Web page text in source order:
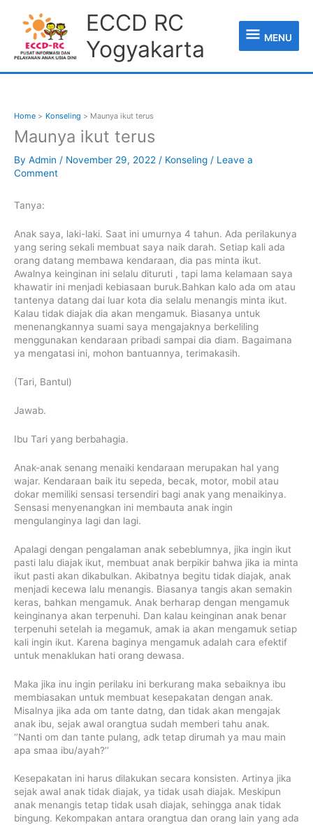
content
ECCD RC
Yogyakarta
MENU
Home Konseling Maunya ikut terus
Maunya ikut terus
By Admin / November 29, 2022 / Konseling / Leave a
Comment
Tanya:
Anak saya, laki-laki. Saat ini umurnya 4 tahun. Ada perilakunya
yang sering sekali membuat saya naik darah. Setiap kali ada
orang datang membawa kendaraan, dia pas minta ikut.
Awalnya keinginan ini selalu dituruti , tapi lama kelamaan saya
khawatir ini menjadi kebiasaan buruk.Bahkan kalo ada om atau
tantenya datang dai luar kota dia selalu menangis minta ikut.
Kalau tidak diajak dia akan mengamuk. Biasanya untuk
menenangkannya suami saya mengajaknya berkeliling
menggunakan kendaraan pribadi sampai dia diam. Bagaimana
ya mengatasi ini, mohon bantuannya, terimakasih.
(Tari, Bantul)
Jawab.
Ibu Tari yang berbahagia.
Anak-anak senang menaiki kendaraan merupakan hal yang
wajar. Kendaraan baik itu sepeda, becak, motor, mobil atau
dokar memiliki sensasi tersendiri bagi anak yang menaikinya.
Sensasi menyenangkan ini membauta anak ingin
mengulanginya lagi dan lagi.
Apalagi dengan pengalaman anak sebeblumnya, jika ingin ikut
pasti lalu diajak ikut, membuat anak berpikir bahwa jika ia minta
ikut pasti akan dikabulkan. Akibatnya begitu tidak diajak, anak
menjadi kecewa lalu menangis. Biasanya tangis akan semakin
keras, bahkan mengamuk. Anak berharap dengan mengamuk
keinginanya akan terpenuhi. Dan kalau keinginan anak benar
terpenuhi setelah ia megamuk, amak ia akan mengamuk setiap
kali ingin ikut. Karena baginya mengamuk adalah cara efektif
untuk menaklukan hati orang dewasa.
Maka jika inu ingin perilaku ini berkurang maka sebaiknya ibu
membiasakan untuk membuat kesepakatan dengan anak.
Misalnya jika ada om tante datng, dan tidak akan mengajak
anak ibu, sejak awal orangtua sudah memberi tahu anak.
‘’Nanti om dan tante pulang, adk tetap dirumah ya mau main
apa smaa ibu/ayah?’’
Kesepakatan ini harus dilakukan secara konsisten. Artinya jika
sejak awal anak tidak diajak, ya tidak usah diajak. Meskipun
anak menangis tetap tidak usah diajak, sehingga anak tidak
bingung. Kekompakan antara orangtua dan orang lain yang ada